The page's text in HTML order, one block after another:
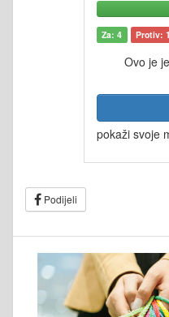
Za: 4 Protiv: 1
Ovo je
pokaži svoje
Podijeli